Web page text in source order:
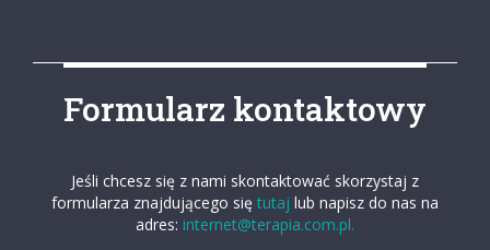
Formularz kontaktowy
Jeśli chcesz się z nami skontaktować skorzystaj z
formularza znajdującego się tutaj lub napisz do nas na
adres: internet@terapia.com.pl.